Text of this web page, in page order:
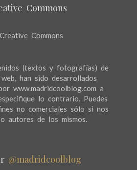
Commons
(textos y fotografías) de
han sido desarrollados
www.madridcoolblog.com a
lo contrario. Puedes
no comerciales sólo si nos
autores de los mismos.
@madridcoolblog